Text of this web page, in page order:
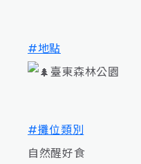
#地點
臺東森林公園
#攤位類別
自然醒好食